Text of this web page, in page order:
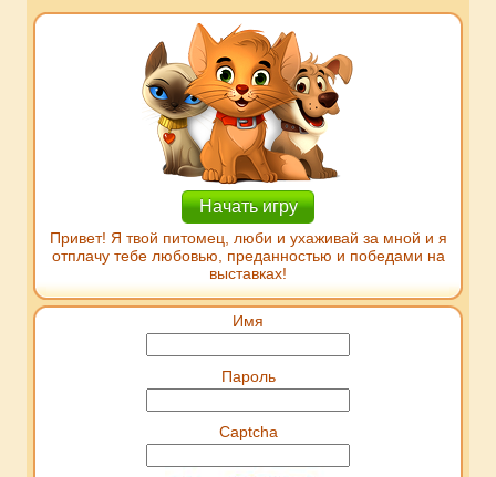
Начать игру
Привет! Я твой питомец, люби и ухаживай за мной и я
отплачу тебе любовью, преданностью и победами на
выставках!
Имя
Пароль
Captcha